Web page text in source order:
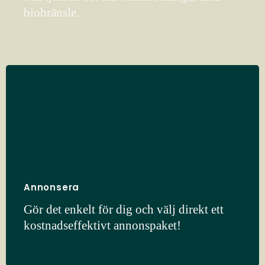
biobränsle.
Annonsera
Gör det enkelt för dig och välj direkt ett
kostnadseffektivt annonspaket!